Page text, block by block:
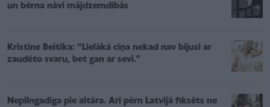
un bērna nāvi mājdzemdībās
Kristīne Beitika: “Lielākā cīņa nekad nav bijusi ar
zaudēto svaru, bet gan ar sevi.”
Nepilngadīga pie altāra. Arī pērn Latvijā fiksēts ne